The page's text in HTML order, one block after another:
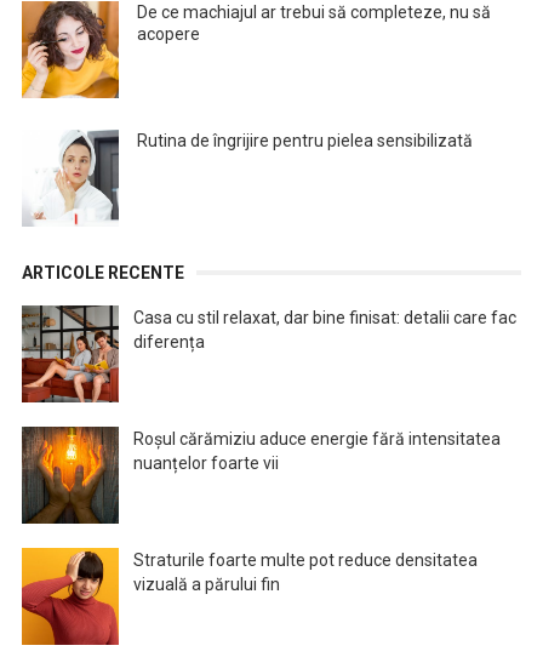
De ce machiajul ar trebui să completeze, nu să
acopere
Rutina de îngrijire pentru pielea sensibilizată
ARTICOLE RECENTE
Casa cu stil relaxat, dar bine finisat: detalii care fac
diferența
Roșul cărămiziu aduce energie fără intensitatea
nuanțelor foarte vii
Straturile foarte multe pot reduce densitatea
vizuală a părului fin